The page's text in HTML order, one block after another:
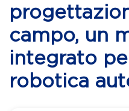
campo, un
integrato
robotica